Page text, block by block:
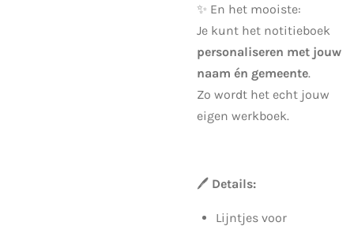
✨ En het mooiste:
Je kunt het notitieboek
personaliseren met jouw
naam én gemeente.
Zo wordt het echt jouw
eigen werkboek.
🖊️ Details:
Lijntjes voor